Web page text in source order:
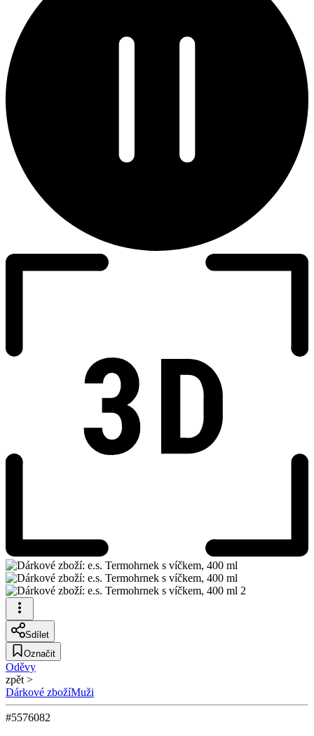
Sdílet
Označit
Oděvy
zpět >
Dárkové zbožíMuži
#5576082